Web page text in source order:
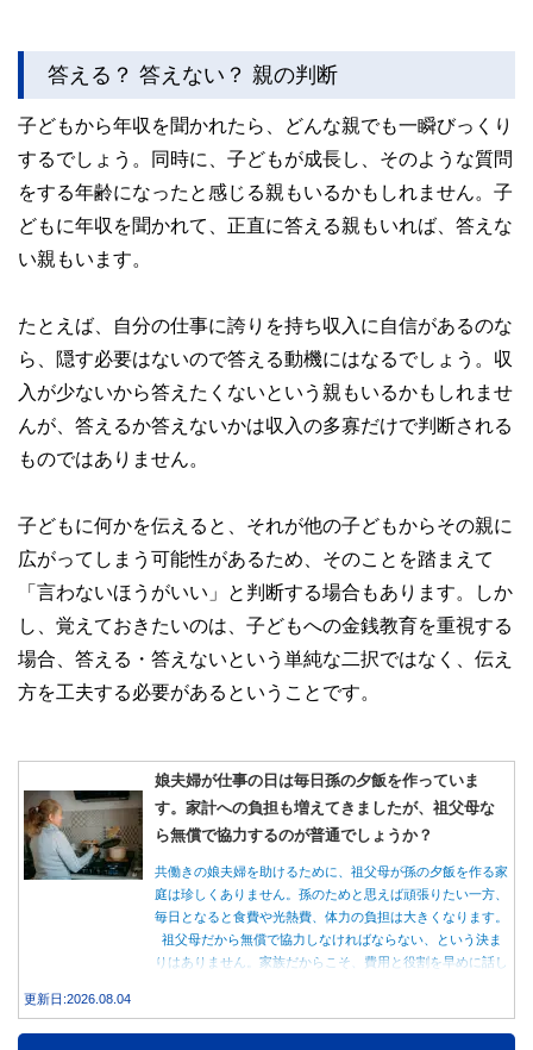
答える？ 答えない？ 親の判断
子どもから年収を聞かれたら、どんな親でも一瞬びっくり
するでしょう。同時に、子どもが成長し、そのような質問
をする年齢になったと感じる親もいるかもしれません。子
どもに年収を聞かれて、正直に答える親もいれば、答えな
い親もいます。
たとえば、自分の仕事に誇りを持ち収入に自信があるのな
ら、隠す必要はないので答える動機にはなるでしょう。収
入が少ないから答えたくないという親もいるかもしれませ
んが、答えるか答えないかは収入の多寡だけで判断される
ものではありません。
子どもに何かを伝えると、それが他の子どもからその親に
広がってしまう可能性があるため、そのことを踏まえて
「言わないほうがいい」と判断する場合もあります。しか
し、覚えておきたいのは、子どもへの金銭教育を重視する
場合、答える・答えないという単純な二択ではなく、伝え
方を工夫する必要があるということです。
娘夫婦が仕事の日は毎日孫の夕飯を作っていま
す。家計への負担も増えてきましたが、祖父母な
ら無償で協力するのが普通でしょうか？
共働きの娘夫婦を助けるために、祖父母が孫の夕飯を作る家
庭は珍しくありません。孫のためと思えば頑張りたい一方、
毎日となると食費や光熱費、体力の負担は大きくなります。
祖父母だから無償で協力しなければならない、という決ま
りはありません。家族だからこそ、費用と役割を早めに話し
更新日:2026.08.04